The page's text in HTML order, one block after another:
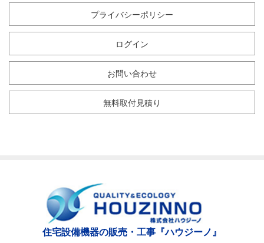
プライバシーポリシー
ログイン
お問い合わせ
無料取付見積り
住宅設備機器の販売・工事『ハウジーノ』